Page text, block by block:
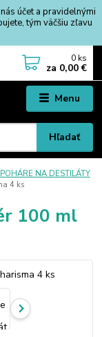
účet a pravidelnými
tým väčšiu zľavu
Menu
Hľadať
0 ks
za 0,00 €
POHÁRE NA DESTILÁTY
4 ks
100 ml